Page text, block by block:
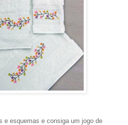
e esquemas e consiga um jogo de